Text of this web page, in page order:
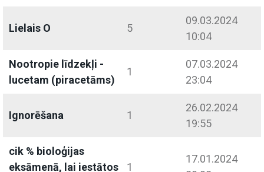
Lielais O 5
09.03.2024
10:04
Nootropie līdzekļi -
lucetam (piracetāms)
1
07.03.2024
23:04
Ignorēšana 1
26.02.2024
19:55
cik % bioloģijas
eksāmenā, lai iestātos
1
17.01.2024